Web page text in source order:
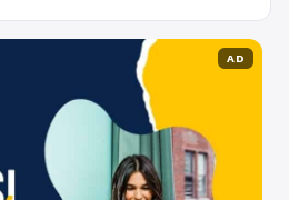
AD